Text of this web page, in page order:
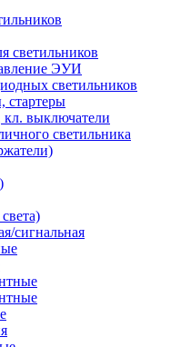
светильников
ЭУИ
светильников
стартеры
выключатели
светильника
сигнальная